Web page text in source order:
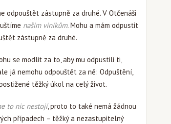
odpouštět zástupně za druhé. V Otčenáši
našim viníkům. Mohu a mám odpustit
zástupně za druhé.
se modlit za to, aby mu odpustili ti,
já nemohu odpouštět za ně: Odpuštění,
těžký úkol na celý život.
to nic nestojí, proto to také nemá žádnou
případech – těžký a nezastupitelný